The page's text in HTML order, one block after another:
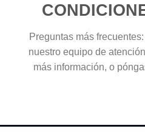
Preguntas más
nuestro equipo de
más información, o